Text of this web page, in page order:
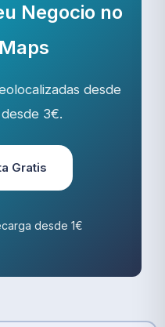
Negocio no
desde
3€.
Gratis
desde 1€